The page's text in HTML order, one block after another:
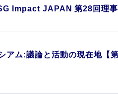
Impact JAPAN 第28回理事
アム:議論と活動の現在地【